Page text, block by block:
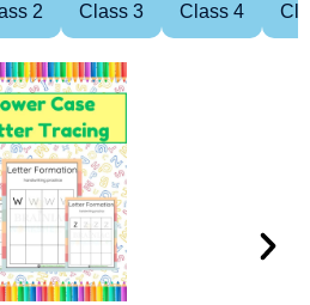
2 Class 3 Class 4